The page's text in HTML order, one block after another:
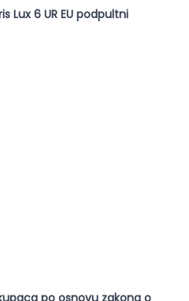
Lux 6 UR EU podpultni
po osnovu zakona o